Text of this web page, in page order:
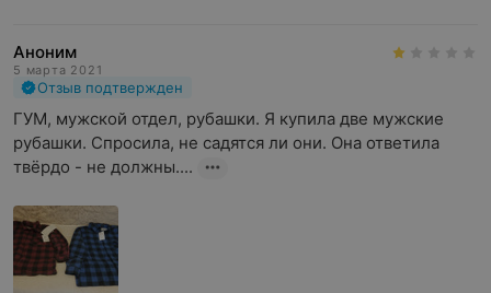
Аноним
5 марта 2021
Отзыв подтвержден
ГУМ, мужской отдел, рубашки. Я купила две мужские
рубашки. Спросила, не садятся ли они. Она ответила
твёрдо - не должны....